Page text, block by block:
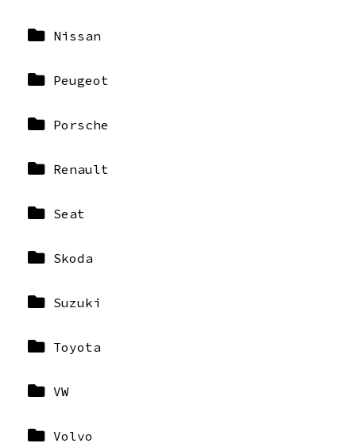
Nissan
Peugeot
Porsche
Renault
Seat
Skoda
Suzuki
Toyota
VW
Volvo